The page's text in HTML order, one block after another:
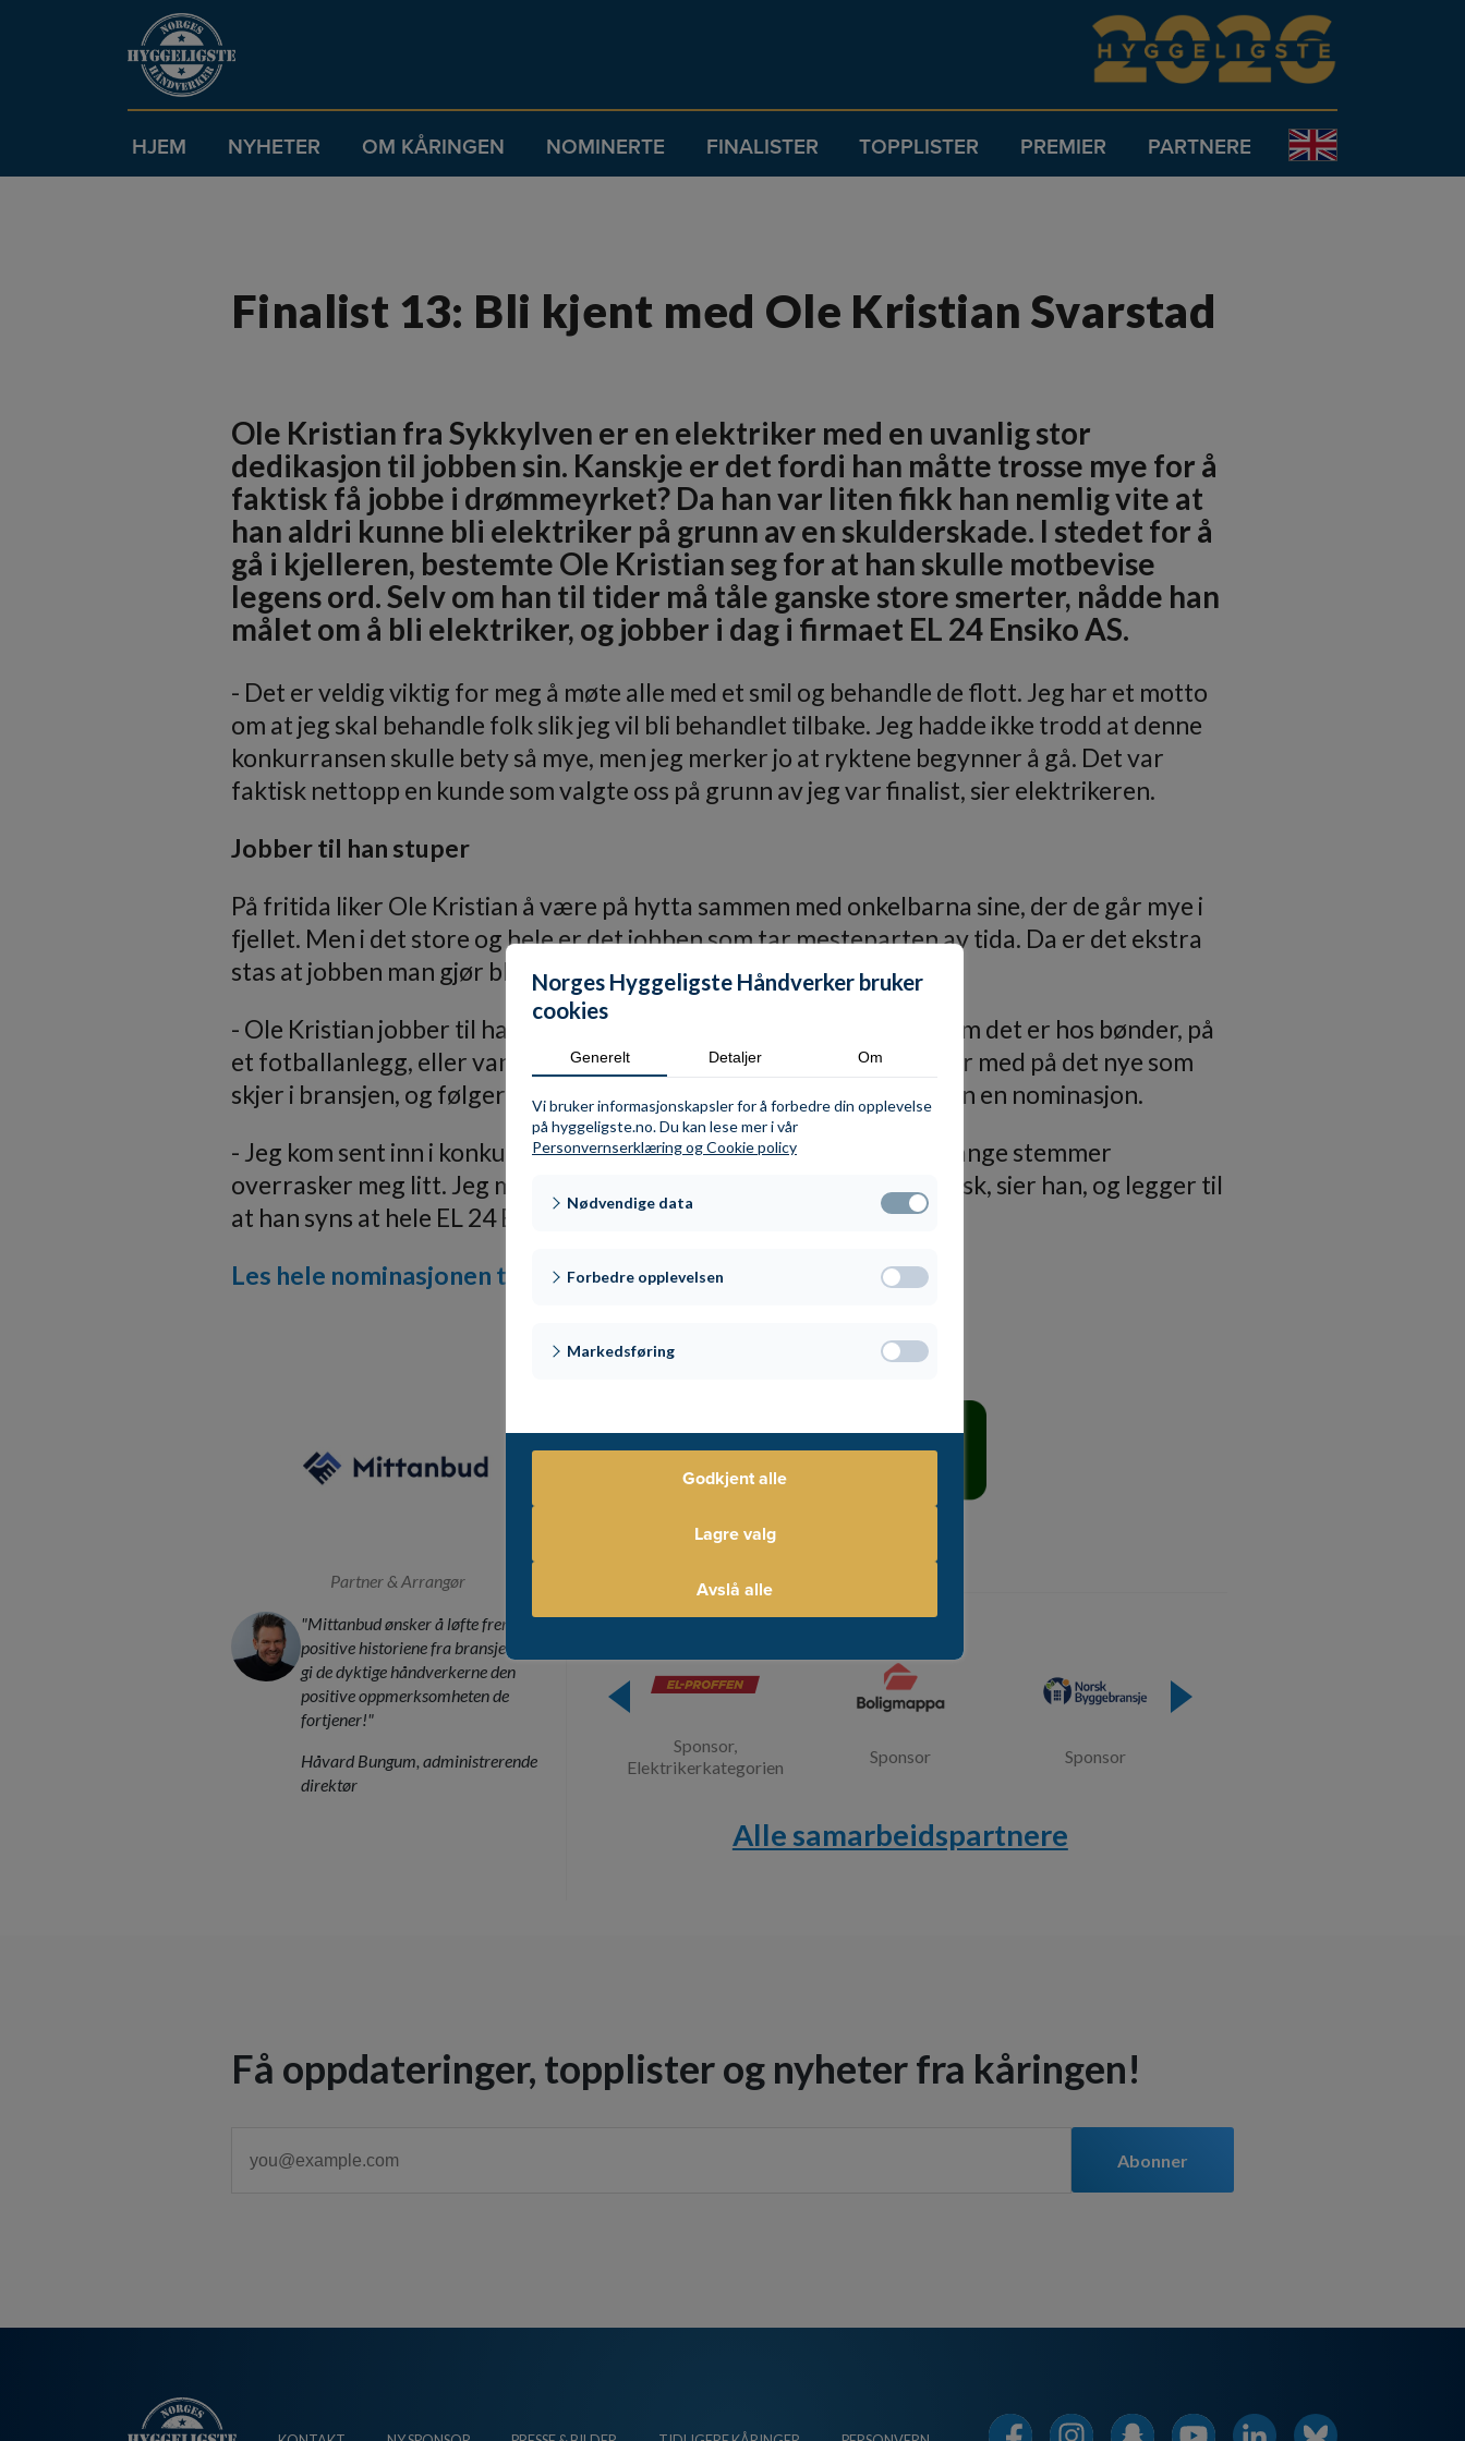
Norges Hyggeligste Håndverker bruker
cookies
Generelt Detaljer Om
Vi bruker informasjonskapsler for å forbedre din opplevelse
på hyggeligste.no. Du kan lese mer i vår
Personvernserklæring og Cookie policy
Nødvendige data
Forbedre opplevelsen
Markedsføring
Godkjent alle
Lagre valg
Avslå alle
HJEM NYHETER OM KÅRINGEN NOMINERTE FINALISTER TOPPLISTER PREMIER PARTNERE
Finalist 13: Bli kjent med Ole Kristian Svarstad
Ole Kristian fra Sykkylven er en elektriker med en uvanlig stor
dedikasjon til jobben sin. Kanskje er det fordi han måtte trosse mye for å
faktisk få jobbe i drømmeyrket? Da han var liten fikk han nemlig vite at
han aldri kunne bli elektriker på grunn av en skulderskade. I stedet for å
gå i kjelleren, bestemte Ole Kristian seg for at han skulle motbevise
legens ord. Selv om han til tider må tåle ganske store smerter, nådde han
målet om å bli elektriker, og jobber i dag i firmaet EL 24 Ensiko AS.
- Det er veldig viktig for meg å møte alle med et smil og behandle de flott. Jeg har et motto
om at jeg skal behandle folk slik jeg vil bli behandlet tilbake. Jeg hadde ikke trodd at denne
konkurransen skulle bety så mye, men jeg merker jo at ryktene begynner å gå. Det var
faktisk nettopp en kunde som valgte oss på grunn av jeg var finalist, sier elektrikeren.
Jobber til han stuper
På fritida liker Ole Kristian å være på hytta sammen med onkelbarna sine, der de går mye i
fjellet. Men i det store og hele er det jobben som tar mesteparten av tida. Da er det ekstra
stas at jobben man gjør blir lagt merke til.
- Ole Kristian jobber til han stuper, og elsker utfordringer uansett om det er hos bønder, på
et fotballanlegg, eller vanlige reparasjoner. Han er kreativ, og følger med på det nye som
skjer i bransjen, og følger reglene, sier en av kundene som sendte inn en nominasjon.
- Jeg kom sent inn i konkurransen, og det at jeg likevel har fått så mange stemmer
overrasker meg litt. Jeg må innrømme at jeg er litt stolt av det, faktisk, sier han, og legger til
at han syns at hele EL 24 Ensiko fortjener en nominasjon.
Les hele nominasjonen til Ole Kristian her
Partner & Arrangør
"Mittanbud ønsker å løfte frem de
positive historiene fra bransjen, og
gi de dyktige håndverkerne den
positive oppmerksomheten de
fortjener!"
Håvard Bungum, administrerende
direktør
Sponsor,
Elektrikerkategorien
Sponsor Sponsor
Alle samarbeidspartnere
Få oppdateringer, topplister og nyheter fra kåringen!
Abonner